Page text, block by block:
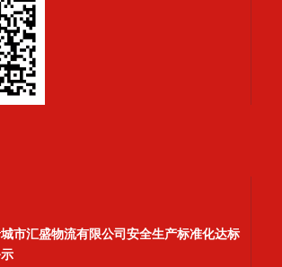
市汇盛物流有限公司安全生产标准化达标